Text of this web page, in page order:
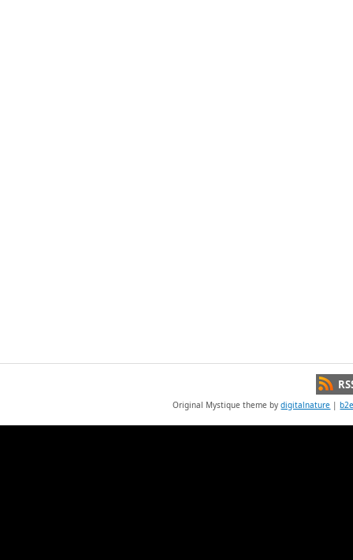
Original Mystique theme bydigitalnature |